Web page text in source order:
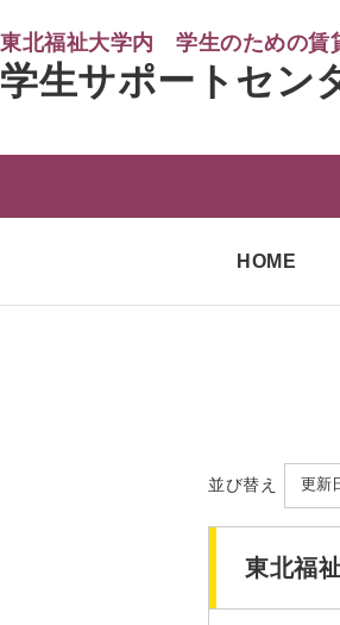
東北福祉大学内 学生のための賃
学生サポートセン
HOME
並び替え
東北福